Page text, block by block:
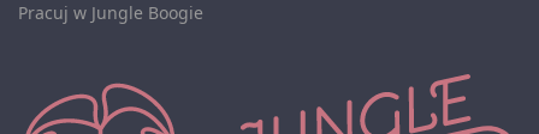
Pracuj w Jungle Boogie